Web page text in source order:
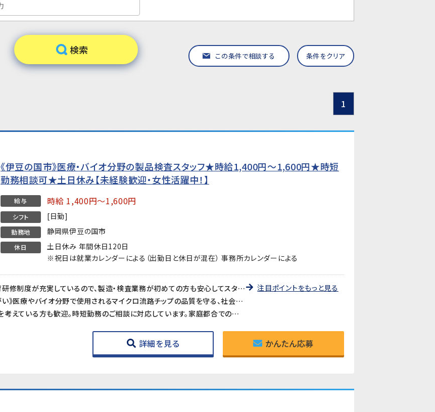
この条件で相談する 条件をクリア
1
《伊豆の国市》医療・バイオ分野の製品検査スタッフ★時給1,400円〜1,600円★時短
勤務相談可★土日休み【未経験歓迎・女性活躍中！】
給与 時給 1,400円～1,600円
シフト [日勤]
勤務地 静岡県伊豆の国市
休日
土日休み 年間休日120日
※祝日は就業カレンダーによる（出勤日と休日が混在） 事務所カレンダーによる
《未経験歓迎・先輩が丁寧に教えます》教育研修制度が充実しているので、製造・検査業務が初めての方も安心してスタートできます。アットホームな職場で長く働きやすい環境です。
《医療・バイオ分野の製品に携われるやりがい》医療やバイオ分野で使用されるマイクロ流路チップの品質を守る、社会に貢献できるお仕事です。クリーンルームでの作業で清潔な環境が保たれています。
《時短勤務も相談可》家庭や育児との両立を考えている方も歓迎。時短勤務のご相談に対応しています。家庭都合での休みも取りやすい職場です。
注目ポイントをもっと見る
詳細を見る かんたん応募